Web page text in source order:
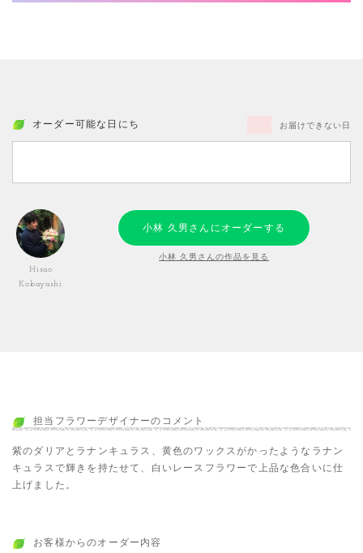
オーダー可能な日にち お届けできない日
Hisao
Kobayashi
小林 久男さんにオーダーする
小林 久男さんの作品を見る
担当フラワーデザイナーのコメント
紫のダリアとラナンキュラス、黄色のワックスがかったようなラナン
キュラスで輝きを持たせて、白いレースフラワーで上品な色合いに仕
上げました。
お客様からのオーダー内容